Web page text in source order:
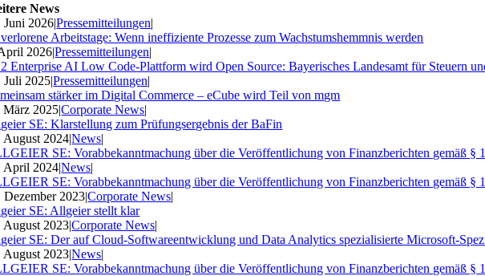
News
Juni 2026|Pressemitteilungen|
Arbeitstage: Wenn ineffiziente Prozesse zum Wachstumshemmnis werden
2026|Pressemitteilungen|
Enterprise AI Low Code-Plattform wird Open Source: Bayerisches Landesamt für Steuern
Juli 2025|Pressemitteilungen|
stärker im Digital Commerce – eCube wird Teil von mgm
März 2025|Corporate News|
SE: Klarstellung zum Prüfungsergebnis der BaFin
August 2024|News|
SE: Vorabbekanntmachung über die Veröffentlichung von Finanzberichten gemäß §
April 2024|News|
SE: Vorabbekanntmachung über die Veröffentlichung von Finanzberichten gemäß §
Dezember 2023|Corporate News|
SE: Allgeier stellt klar
August 2023|Corporate News|
SE: Der auf Cloud-Softwareentwicklung und Data Analytics spezialisierte Microsoft-
August 2023|News|
SE: Vorabbekanntmachung über die Veröffentlichung von Finanzberichten gemäß §